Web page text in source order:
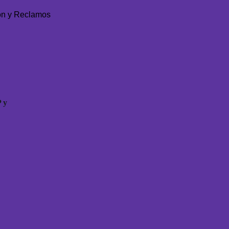
y Reclamos
y